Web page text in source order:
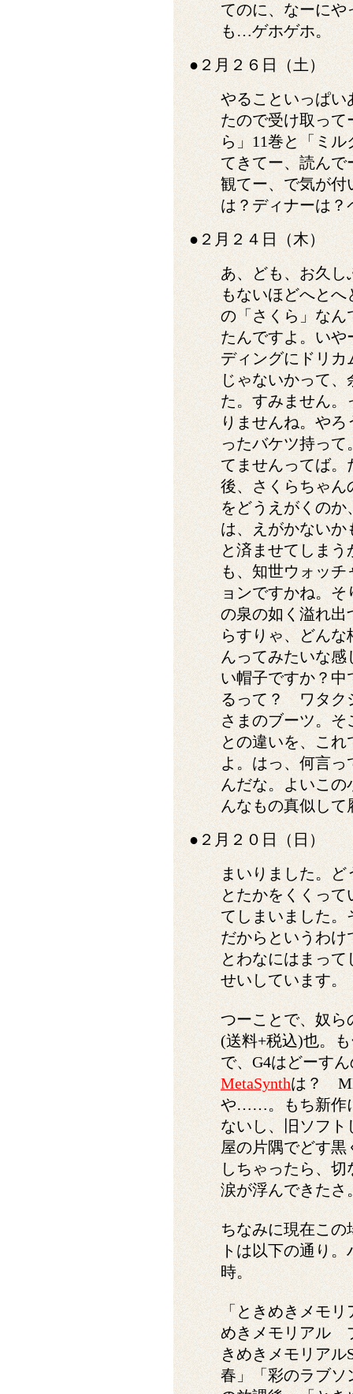
てのに、なーに
も…ゲホゲホ。
●２月２６日（土）
やることいっぱい
たので受け取っ
ら」11巻と「ミ
てきてー、読ん
観てー、で気が付
は？ディナーは？
●２月２４日（木）
あ、ども、お久
もないほどへと
の「さくら」なん
たんですよ。い
ディングにドリ
じゃないかって
た。すみません
りませんね。や
ったバケツ持っ
てませんってば
後、さくらちゃん
をどうえがくの
は、えがかない
と済ませてしま
も、知世ウォッ
ョンですかね。
の泉の如く溢れ出
らすりゃ、どん
んってみたいな
い帽子ですか？
るって？ ワタク
さまのブーツ。
との違いを、こ
よ。はっ、何言
んだな。よいこ
んなもの真似し
●２月２０日（日）
まいりました。
とたかをくくっ
てしまいました。
だからというわ
とわなにはまっ
せいしています。
つーことで、奴ら
(送料+税込)也。
で、G4はどーす
MetaSynthは？
や……。もち新作
ないし、旧ソフ
屋の片隅でどす
しちゃったら、
涙が浮んできたさ
ちなみに現在こ
トは以下の通り
時。
「ときめきメモ
めきメモリアル
きめきメモリアル
春」「彩のラブソ